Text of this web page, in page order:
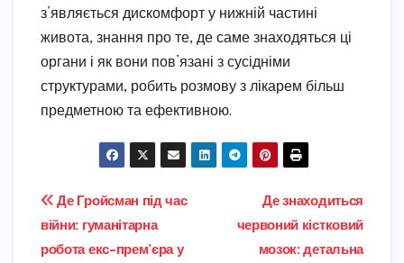
з’являється дискомфорт у нижній частині
живота, знання про те, де саме знаходяться ці
органи і як вони пов’язані з сусідніми
структурами, робить розмову з лікарем більш
предметною та ефективною.
Навігація
записів
Де знаходиться
червоний кістковий
мозок: детальна
Де Гройсман під час
війни: гуманітарна
робота екс-прем’єра у